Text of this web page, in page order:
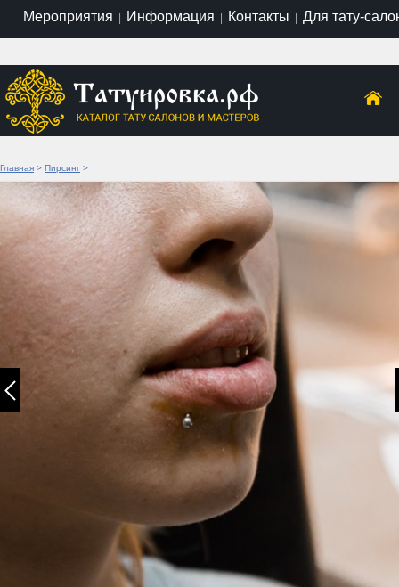
Мероприятия | Информация | Контакты | Для тату-
Главная > Пирсинг >